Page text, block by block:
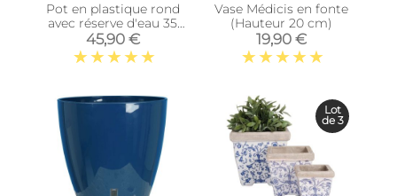
Pot en plastique rond
avec réserve d'eau 35
cm Eva (Blanc)
45,90 €
Vase Médicis en fonte
(Hauteur 20 cm)
19,90 €
Lot
de 3